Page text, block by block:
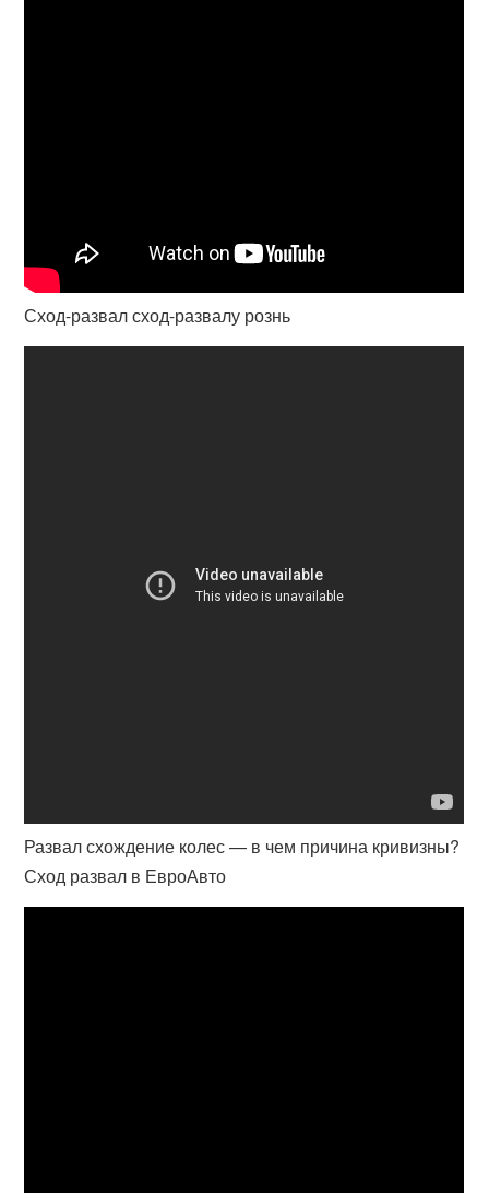
Сход-развал сход-развалу рознь
Развал схождение колес — в чем причина кривизны?
Сход развал в ЕвроАвто